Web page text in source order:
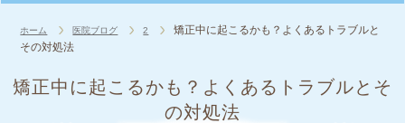
ホーム 医院ブログ 2
矯正中に起こるかも？よくあるトラブルと
その対処法
矯正中に起こるかも？よくあるトラブルとそ
の対処法